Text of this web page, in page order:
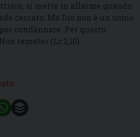
si mette in allarme quando
cercato. Ma Dio non è un uomo
condannare. Per questo
temete» (Lc2,10).